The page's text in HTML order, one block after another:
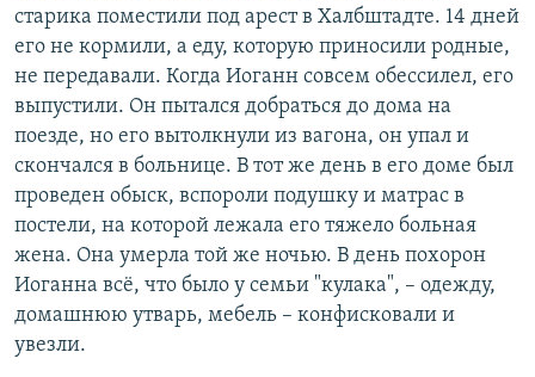
старика поместили под арест в Халбштадте. 14 дней
его не кормили, а еду, которую приносили родные,
не передавали. Когда Иоганн совсем обессилел, его
выпустили. Он пытался добраться до дома на
поезде, но его вытолкнули из вагона, он упал и
скончался в больнице. В тот же день в его доме был
проведен обыск, вспороли подушку и матрас в
постели, на которой лежала его тяжело больная
жена. Она умерла той же ночью. В день похорон
Иоганна всё, что было у семьи "кулака", – одежду,
домашнюю утварь, мебель – конфисковали и
увезли.